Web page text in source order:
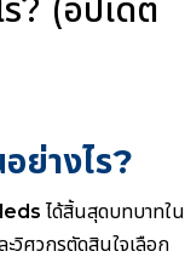
? (อัปเดต
ย่างไร?
ได้สิ้นสุดบทบาทใน
ะวิศวกรตัดสินใจเลือก